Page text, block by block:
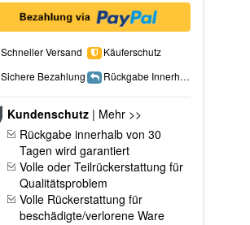
Schneller Versand
Käuferschutz
Sichere Bezahlung
Rückgabe Innerhalb 15 Tage
Kundenschutz| Mehr >>
Rückgabe innerhalb von 30
Tagen wird garantiert
Volle oder Teilrückerstattung für
Qualitätsproblem
Volle Rückerstattung für
beschädigte/verlorene Ware